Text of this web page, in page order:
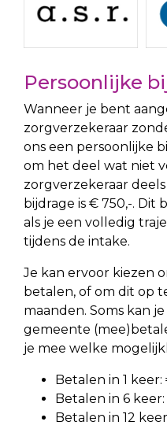
Persoonlijke
Wanneer je bent
zorgverzekeraar
ons een persoonlijke
om het deel wat niet
zorgverzekeraar
bijdrage is € 750,-. Dit
als je een volledig
tijdens de intake.
Je kan ervoor kiezen
betalen, of om dit op
maanden. Soms kan
gemeente
je mee welke
Betalen in 1
Betalen in 6
Betalen in 12